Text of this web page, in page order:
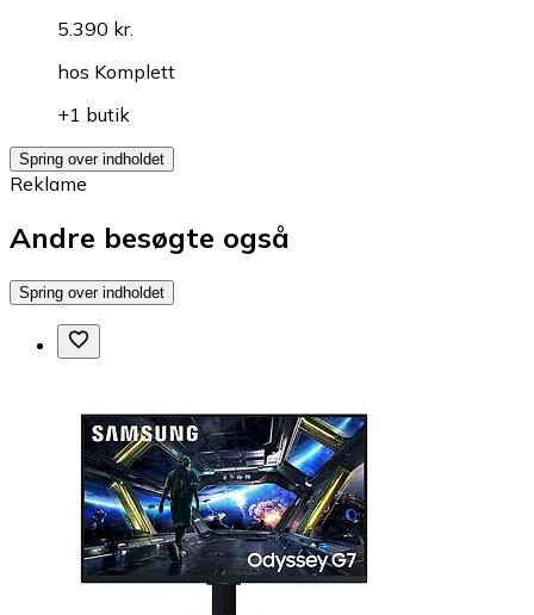
5.390 kr.
hos Komplett
+1 butik
Spring over indholdet
Reklame
Andre besøgte også
Spring over indholdet